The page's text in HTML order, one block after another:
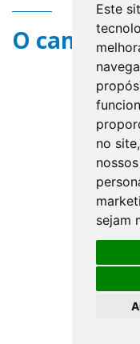
Este
no site,
sejam
O campo